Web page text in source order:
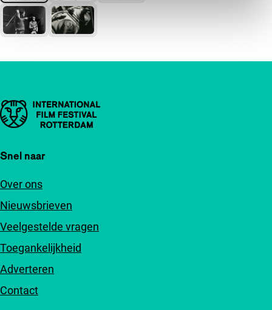
Belangrijke links
Snel naar
Over ons
Nieuwsbrieven
Veelgestelde vragen
Toegankelijkheid
Adverteren
Contact